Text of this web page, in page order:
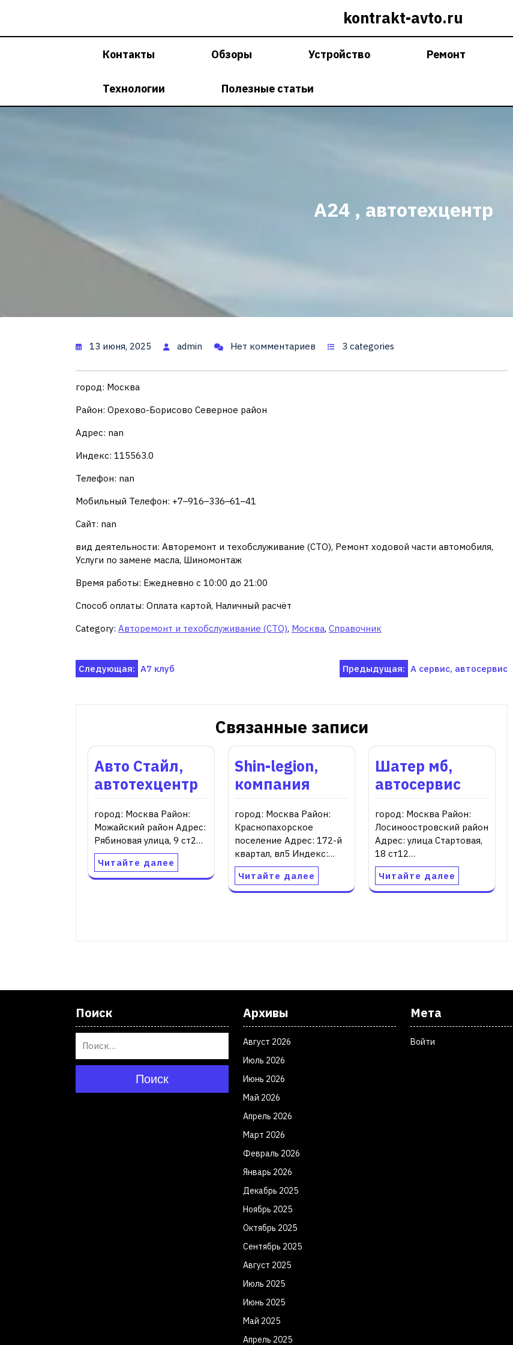
kontrakt-avto.ru
Контакты Обзоры Устройство Ремонт
Технологии Полезные статьи
А24 , автотехцентр
13 июня, 2025 admin Нет комментариев 3 categories
город: Москва
Район: Орехово-Борисово Северное район
Адрес: nan
Индекс: 115563.0
Телефон: nan
Мобильный Телефон: +7‒916‒336‒61‒41
Сайт: nan
вид деятельности: Авторемонт и техобслуживание (СТО), Ремонт ходовой части автомобиля,
Услуги по замене масла, Шиномонтаж
Время работы: Ежедневно с 10:00 до 21:00
Способ оплаты: Оплата картой, Наличный расчёт
Category: Авторемонт и техобслуживание (СТО), Москва, Справочник
Навигация
Предыдущая: А сервис, автосервис
Следующая: А7 клуб
Связанные записи
Авто Стайл,
автотехцентр
город: Москва Район:
Можайский район Адрес:
Рябиновая улица, 9 ст2…
Читайте далее
Shin-legion,
компания
город: Москва Район:
Краснопахорское
поселение Адрес: 172-й
квартал, вл5 Индекс:…
Читайте далее
Шатер мб,
автосервис
город: Москва Район:
Лосиноостровский район
Адрес: улица Стартовая,
18 ст12…
Читайте далее
Поиск
Поиск
Архивы
Август 2026
Июль 2026
Июнь 2026
Май 2026
Апрель 2026
Март 2026
Февраль 2026
Январь 2026
Декабрь 2025
Ноябрь 2025
Октябрь 2025
Сентябрь 2025
Август 2025
Июль 2025
Июнь 2025
Май 2025
Апрель 2025
Мета
Войти